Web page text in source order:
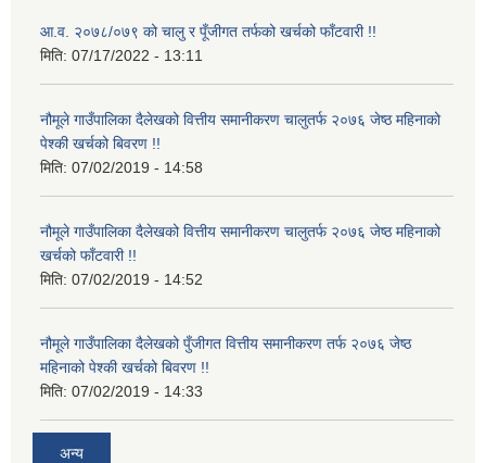
आ.व. २०७८/०७९ को चालु र पूँजीगत तर्फको खर्चको फाँटवारी !!
मिति: 07/17/2022 - 13:11
नौमूले गाउँपालिका दैलेखको वित्तीय समानीकरण चालुतर्फ २०७६ जेष्ठ महिनाको
पेश्की खर्चको बिवरण !!
मिति: 07/02/2019 - 14:58
नौमूले गाउँपालिका दैलेखको वित्तीय समानीकरण चालुतर्फ २०७६ जेष्ठ महिनाको
खर्चको फाँटवारी !!
मिति: 07/02/2019 - 14:52
नौमूले गाउँपालिका दैलेखको पुँजीगत वित्तीय समानीकरण तर्फ २०७६ जेष्ठ
महिनाको पेश्की खर्चको बिवरण !!
मिति: 07/02/2019 - 14:33
अन्य